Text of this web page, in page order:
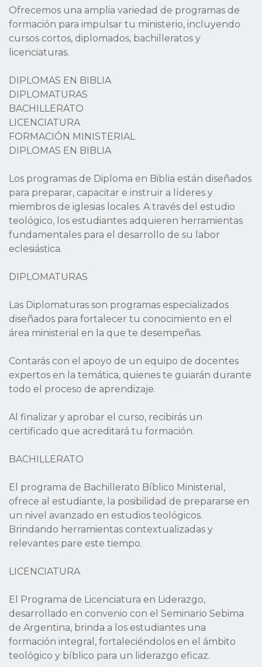
Ofrecemos una amplia variedad de programas de
formación para impulsar tu ministerio, incluyendo
cursos cortos, diplomados, bachilleratos y
licenciaturas.
DIPLOMAS EN BIBLIA
DIPLOMATURAS
BACHILLERATO
LICENCIATURA
FORMACIÓN MINISTERIAL
DIPLOMAS EN BIBLIA
Los programas de Diploma en Biblia están diseñados
para preparar, capacitar e instruir a líderes y
miembros de iglesias locales. A través del estudio
teológico, los estudiantes adquieren herramientas
fundamentales para el desarrollo de su labor
eclesiástica.
DIPLOMATURAS
Las Diplomaturas son programas especializados
diseñados para fortalecer tu conocimiento en el
área ministerial en la que te desempeñas.
Contarás con el apoyo de un equipo de docentes
expertos en la temática, quienes te guiarán durante
todo el proceso de aprendizaje.
Al finalizar y aprobar el curso, recibirás un
certificado que acreditará tu formación.
BACHILLERATO
El programa de Bachillerato Bíblico Ministerial,
ofrece al estudiante, la posibilidad de prepararse en
un nivel avanzado en estudios teológicos.
Brindando herramientas contextualizadas y
relevantes pare este tiempo.
LICENCIATURA
El Programa de Licenciatura en Liderazgo,
desarrollado en convenio con el Seminario Sebima
de Argentina, brinda a los estudiantes una
formación integral, fortaleciéndolos en el ámbito
teológico y bíblico para un liderazgo eficaz.